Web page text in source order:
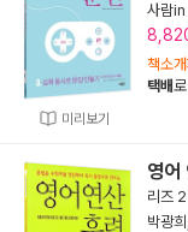
미리보기
사람in
책소
택배
영어
리즈 2
박광희